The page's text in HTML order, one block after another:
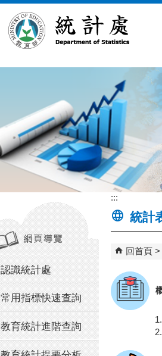
認識統計處
常用指標快速查詢
教育統計進階查詢
:::
統計
回首頁